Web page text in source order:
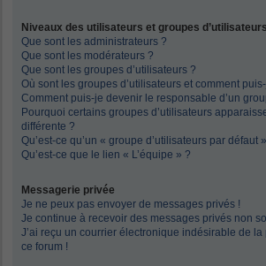
Niveaux des utilisateurs et groupes d’utilisateurs
Que sont les administrateurs ?
Que sont les modérateurs ?
Que sont les groupes d’utilisateurs ?
Où sont les groupes d’utilisateurs et comment
Comment puis-je devenir le responsable d’un
Pourquoi certains groupes d’utilisateurs
différente ?
Qu’est-ce qu’un « groupe d’utilisateurs par défaut
Qu’est-ce que le lien « L’équipe » ?
Messagerie privée
Je ne peux pas envoyer de messages privés !
Je continue à recevoir des messages privés non
J’ai reçu un courrier électronique indésirable de la
ce forum !